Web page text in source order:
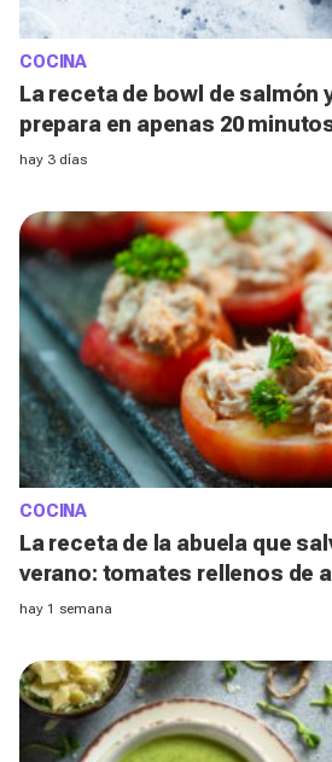
COCINA
La receta de bowl de salmón
prepara en apenas 20
€ menos que pedirla a
hay 3 días
COCINA
La receta de la abuela que
verano: tomates rellenos de
el horno
hay 1 semana